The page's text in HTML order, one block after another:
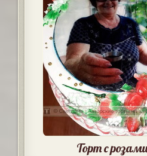
Торт с